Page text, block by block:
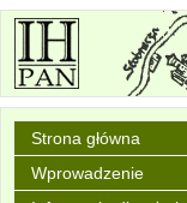
Strona główna
Wprowadzenie